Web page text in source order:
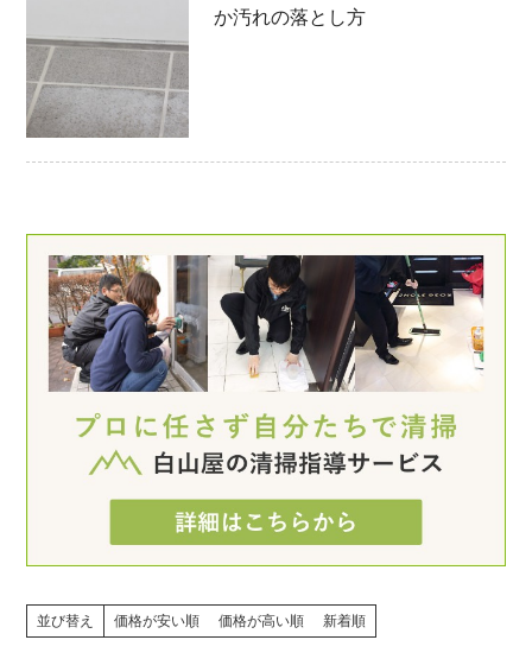
か汚れの落とし方
並び替え 価格が安い順 価格が高い順 新着順